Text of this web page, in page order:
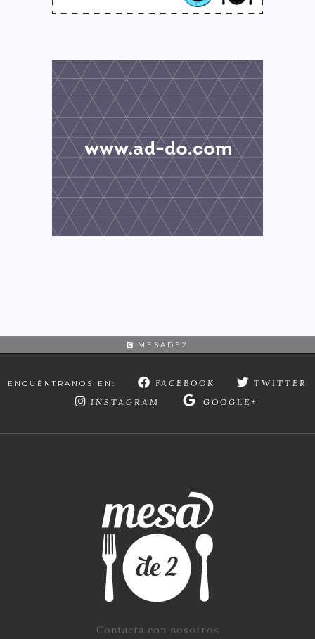
MESADE2
ENCUÉNTRANOS EN: FACEBOOK
TWITTER
INSTAGRAM
GOOGLE+
Contacta con nosotros